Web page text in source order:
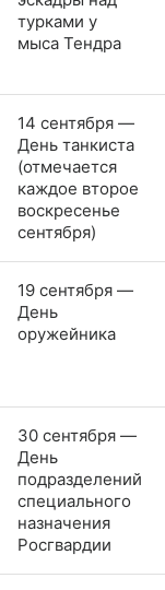
турками у
мыса Тендра
14 сентября —
День танкиста
(отмечается
каждое второе
воскресенье
сентября)
19 сентября —
День
оружейника
30 сентября —
День
подразделений
специального
назначения
Росгвардии